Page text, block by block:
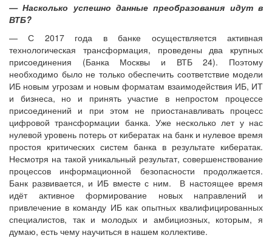
— Насколько успешно данные преобразования идут в
ВТБ?
— С 2017 года в банке осуществляется активная
технологическая трансформация, проведены два крупных
присоединения (Банка Москвы и ВТБ 24). Поэтому
необходимо было не только обеспечить соответствие модели
ИБ новым угрозам и новым форматам взаимодействия ИБ, ИТ
и бизнеса, но и принять участие в непростом процессе
присоединений и при этом не приостанавливать процесс
цифровой трансформации банка. Уже несколько лет у нас
нулевой уровень потерь от кибератак на банк и нулевое время
простоя критических систем банка в результате кибератак.
Несмотря на такой уникальный результат, совершенствование
процессов информационной безопасности продолжается.
Банк развивается, и ИБ вместе с ним. В настоящее время
идёт активное формирование новых направлений и
привлечение в команду ИБ как опытных квалифицированных
специалистов, так и молодых и амбициозных, которым, я
думаю, есть чему научиться в нашем коллективе.